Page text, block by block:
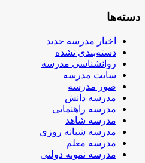
دسته‌ها
اخبار مدرسه جدید
دسته‌بندی نشده
روانشناسی مدرسه
سایت مدرسه
صور مدرسه
مدرسه دانش
مدرسه راهنمایی
مدرسه شاهد
مدرسه شبانه روزی
مدرسه معلم
مدرسه نمونه دولتی